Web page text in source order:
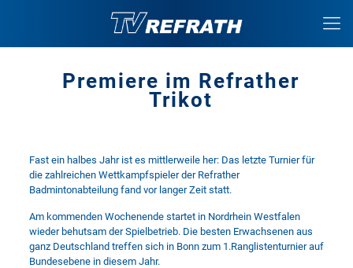
Premiere im Refrather
Trikot
Fast ein halbes Jahr ist es mittlerweile her: Das letzte Turnier für
die zahlreichen Wettkampfspieler der Refrather
Badmintonabteilung fand vor langer Zeit statt.
Am kommenden Wochenende startet in Nordrhein Westfalen
wieder behutsam der Spielbetrieb. Die besten Erwachsenen aus
ganz Deutschland treffen sich in Bonn zum 1.Ranglistenturnier auf
Bundesebene in diesem Jahr.